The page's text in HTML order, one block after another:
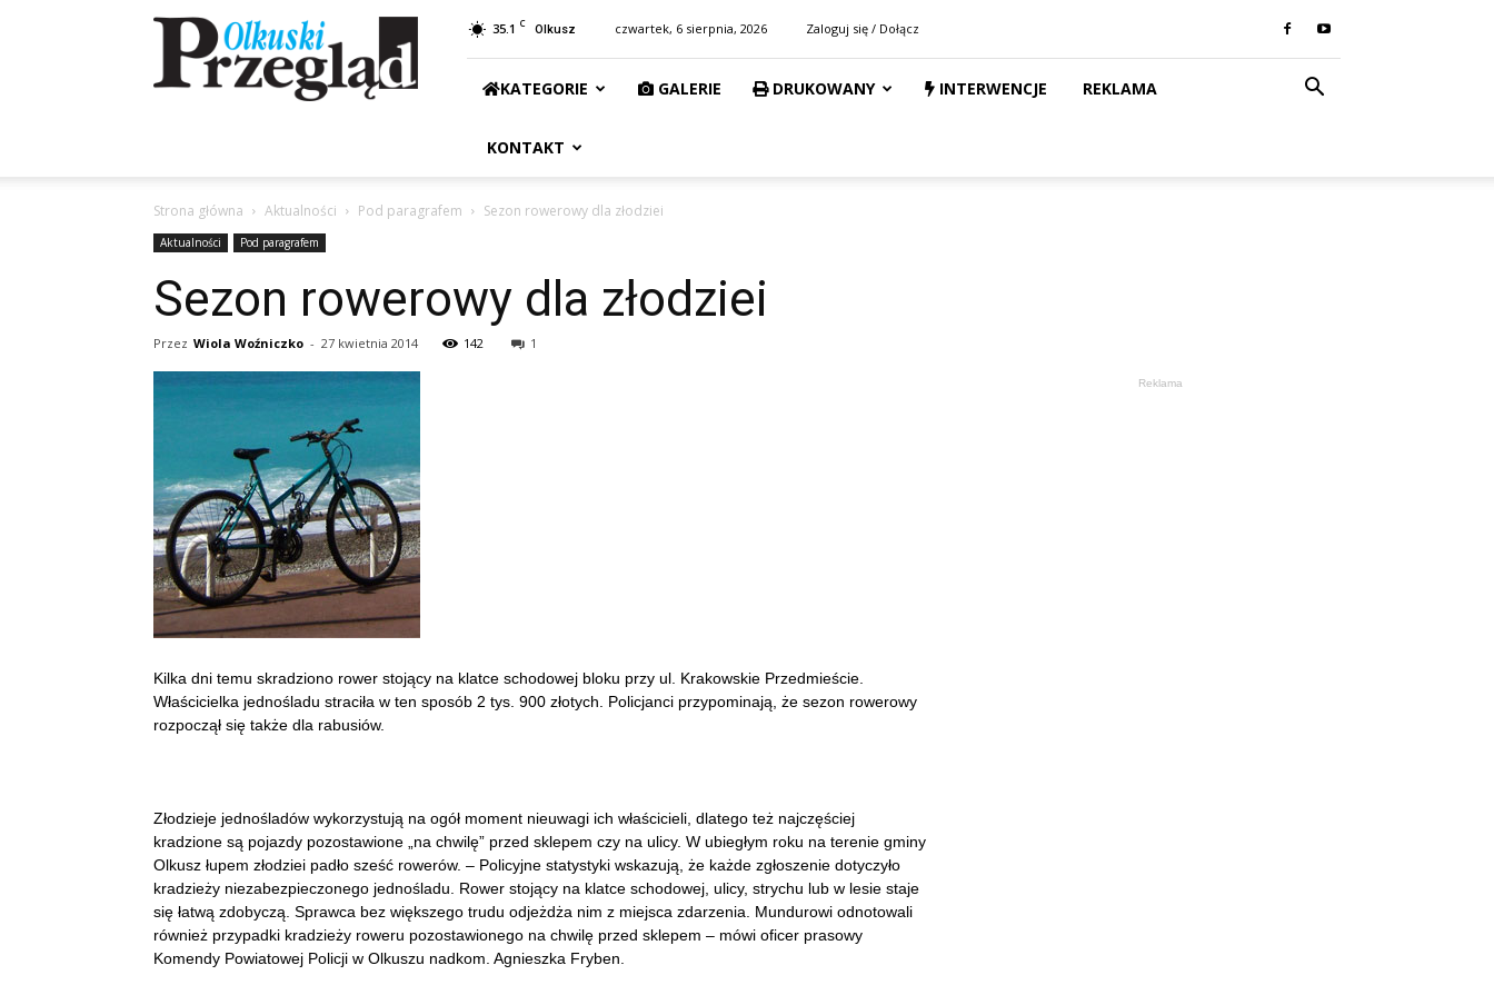
Przegląd
Olkuski
35.1 C Olkusz czwartek, 6 sierpnia, 2026 Zaloguj się / Dołącz
KATEGORIE GALERIE DRUKOWANY INTERWENCJE REKLAMA
KONTAKT
Strona główna Aktualności Pod paragrafem Sezon rowerowy dla złodziei
Aktualności Pod paragrafem
Sezon rowerowy dla złodziei
Przez Wiola Woźniczko - 27 kwietnia 2014 142 1
Kilka dni temu skradziono rower stojący na klatce schodowej bloku przy ul. Krakowskie Przedmieście.
Właścicielka jednośladu straciła w ten sposób 2 tys. 900 złotych. Policjanci przypominają, że sezon rowerowy
rozpoczął się także dla rabusiów.
Złodzieje jednośladów wykorzystują na ogół moment nieuwagi ich właścicieli, dlatego też najczęściej
kradzione są pojazdy pozostawione „na chwilę” przed sklepem czy na ulicy. W ubiegłym roku na terenie gminy
Olkusz łupem złodziei padło sześć rowerów. – Policyjne statystyki wskazują, że każde zgłoszenie dotyczyło
kradzieży niezabezpieczonego jednośladu. Rower stojący na klatce schodowej, ulicy, strychu lub w lesie staje
się łatwą zdobyczą. Sprawca bez większego trudu odjeżdża nim z miejsca zdarzenia. Mundurowi odnotowali
również przypadki kradzieży roweru pozostawionego na chwilę przed sklepem – mówi oficer prasowy
Komendy Powiatowej Policji w Olkuszu nadkom. Agnieszka Fryben.
Reklama